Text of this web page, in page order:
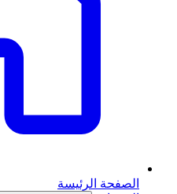
الصفحة الرئيسة